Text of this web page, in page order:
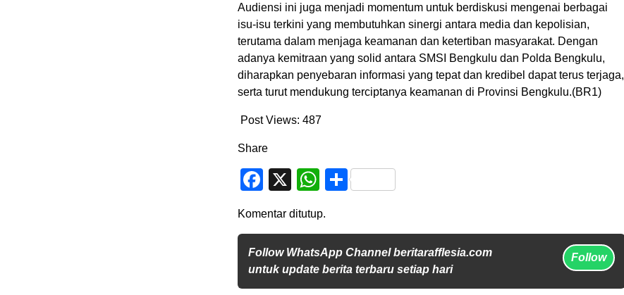
Audiensi ini juga menjadi momentum untuk berdiskusi mengenai berbagai
isu-isu terkini yang membutuhkan sinergi antara media dan kepolisian,
terutama dalam menjaga keamanan dan ketertiban masyarakat. Dengan
adanya kemitraan yang solid antara SMSI Bengkulu dan Polda Bengkulu,
diharapkan penyebaran informasi yang tepat dan kredibel dapat terus terjaga,
serta turut mendukung terciptanya keamanan di Provinsi Bengkulu.(BR1)
Post Views: 487
Share
Facebook
X WhatsApp
Share
Komentar ditutup.
Follow WhatsApp Channel beritarafflesia.com
untuk update berita terbaru setiap hari
Follow